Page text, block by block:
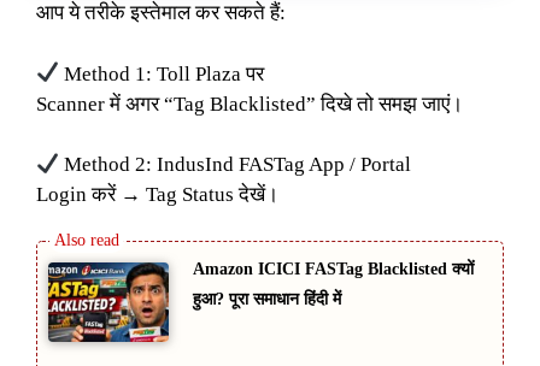
आप ये तरीके इस्तेमाल कर सकते हैं:
Method 1: Toll Plaza पर
Scanner में अगर “Tag Blacklisted” दिखे तो समझ जाएं।
Method 2: IndusInd FASTag App / Portal
Login करें → Tag Status देखें।
Amazon ICICI FASTag Blacklisted क्यों
हुआ? पूरा समाधान हिंदी में